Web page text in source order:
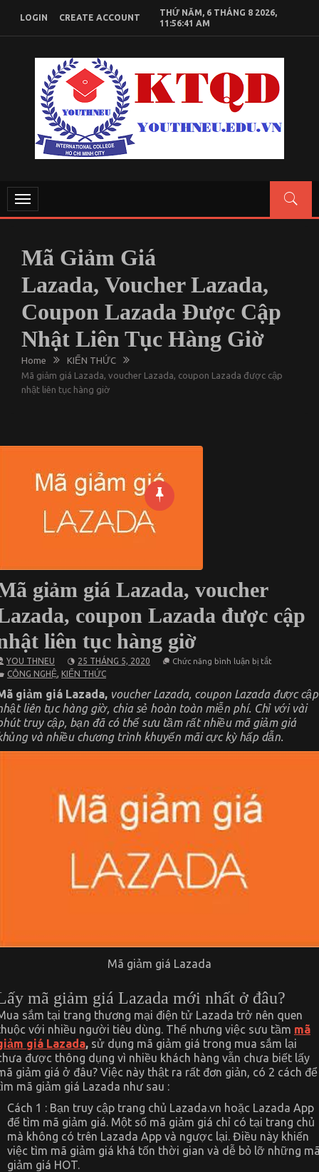
content
LOGIN CREATE ACCOUNT
THỨ NĂM, 6 THÁNG 8 2026,
11:56:41 AM
KIẾN THỨC KINH TẾ QUỐC DÂN
Toggle
navigation
Mã Giảm Giá
Lazada, Voucher Lazada,
Coupon Lazada Được Cập
Nhật Liên Tục Hàng Giờ
Home
KIẾN THỨC
Mã giảm giá Lazada, voucher Lazada, coupon Lazada được cập
nhật liên tục hàng giờ
giảm giá Lazada, voucher
coupon Lazada được cập
liên tục hàng giờ
YOU THNEU 25 THÁNG 5, 2020 Chức năng bình luận bị tắt
giá
Lazada,
Lazada,
coupon
Lazada
được
CÔNG NGHỆ, KIẾN THỨC
giảm giá Lazada, voucher Lazada, coupon Lazada được cập
liên tục hàng giờ, chia sẻ hoàn toàn miễn phí. Chỉ với vài
truy cập, bạn đã có thể sưu tầm rất nhiều mã giảm giá
và nhiều chương trình khuyến mãi cực kỳ hấp dẫn.
Mã giảm giá Lazada
mã giảm giá Lazada mới nhất ở đâu?
sắm tại trang thương mại điện tử Lazada trở nên quen
với nhiều người tiêu dùng. Thế nhưng việc sưu tầm mã
giá Lazada, sử dụng mã giảm giá trong mua sắm lại
được thông dụng vì nhiều khách hàng vẫn chưa biết lấy
giảm giá ở đâu? Việc này thật ra rất đơn giản, có 2 cách để
mã giảm giá Lazada như sau :
Cách 1 : Bạn truy cập trang chủ Lazada.vn hoặc Lazada App
để tìm mã giảm giá. Một số mã giảm giá chỉ có tại trang chủ
mà không có trên Lazada App và ngược lại. Điều này khiến
việc tìm mã giảm giá khá tốn thời gian và dễ bỏ lỡ những
giảm giá HOT.